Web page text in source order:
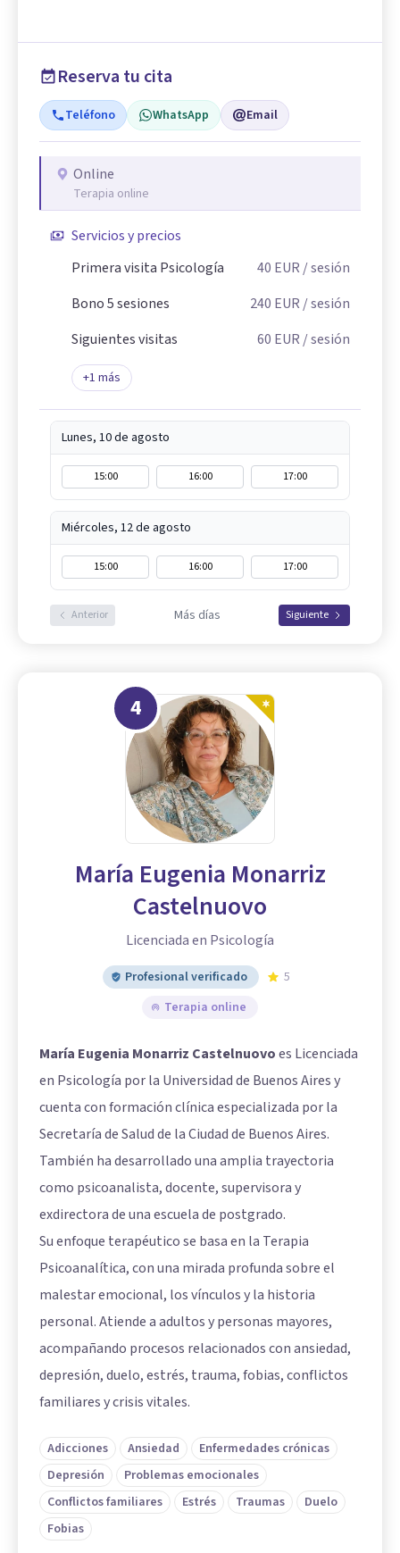
Reserva tu cita
Teléfono WhatsApp Email
Online
Terapia online
Servicios y precios
Primera visita Psicología
40 EUR / sesión
Bono 5 sesiones
240 EUR / sesión
Siguientes visitas
60 EUR / sesión
+1 más
Lunes, 10 de agosto
15:00 16:00 17:00
Miércoles, 12 de agosto
15:00 16:00 17:00
Anterior Más días Siguiente
4
María Eugenia Monarriz
Castelnuovo
Licenciada en Psicología
Profesional verificado
5
Terapia online
María Eugenia Monarriz Castelnuovoes Licenciada
en Psicología por la Universidad de Buenos Aires y
cuenta con formación clínica especializada por la
Secretaría de Salud de la Ciudad de Buenos Aires.
También ha desarrollado una amplia trayectoria
como psicoanalista, docente, supervisora y
exdirectora de una escuela de postgrado.
Su enfoque terapéutico se basa en la Terapia
Psicoanalítica, con una mirada profunda sobre el
malestar emocional, los vínculos y la historia
personal. Atiende a adultos y personas mayores,
acompañando procesos relacionados con ansiedad,
depresión, duelo, estrés, trauma, fobias, conflictos
familiares y crisis vitales.
Adicciones Ansiedad
Enfermedades crónicas
Depresión
Problemas emocionales
Conflictos familiares
Estrés Traumas
Duelo
Fobias